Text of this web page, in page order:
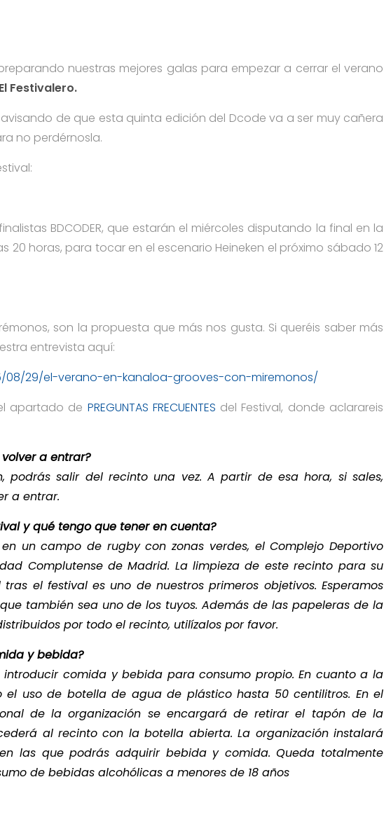
nuestras mejores galas para empezar a cerrar el verano
El Festivalero.
de que esta quinta edición del Dcode va a ser muy cañera
no perdérnosla.
BDCODER, que estarán el miércoles disputando la final en la
20 horas, para tocar en el escenario Heineken el próximo sábado 12
son la propuesta que más nos gusta. Si queréis saber más
entrevista aquí:
08/29/el-verano-en-kanaloa-grooves-con-miremonos/
apartado de PREGUNTAS FRECUENTES del Festival, donde aclarareis
a entrar?
podrás salir del recinto una vez. A partir de esa hora, si sales,
a entrar.
y qué tengo que tener en cuenta?
un campo de rugby con zonas verdes, el Complejo Deportivo
Complutense de Madrid. La limpieza de este recinto para su
el festival es uno de nuestros primeros objetivos. Esperamos
también sea uno de los tuyos. Además de las papeleras de la
por todo el recinto, utilízalos por favor.
y bebida?
introducir comida y bebida para consumo propio. En cuanto a la
uso de botella de agua de plástico hasta 50 centilitros. En el
de la organización se encargará de retirar el tapón de la
al recinto con la botella abierta. La organización instalará
las que podrás adquirir bebida y comida. Queda totalmente
de bebidas alcohólicas a menores de 18 años